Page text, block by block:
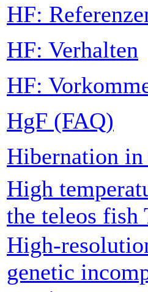
HF:
HF: Verhalten
HF:
HgF (FAQ)
Hibernation
High
the teleos fish
High-
genetic